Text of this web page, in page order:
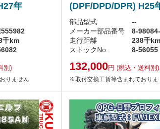
年
千km
別)
りません
(DPF/DPD/DPR) H25
部品型式
--
メーカー部品番号
8-
走行距離
238千km
ストックNo.
8-56055
132,000円 (税込・送料別)
※取付交換工賃等含まれておりま